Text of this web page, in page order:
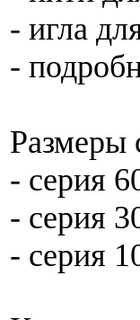
- игла
-
Размеры
- серия
- серия
- серия